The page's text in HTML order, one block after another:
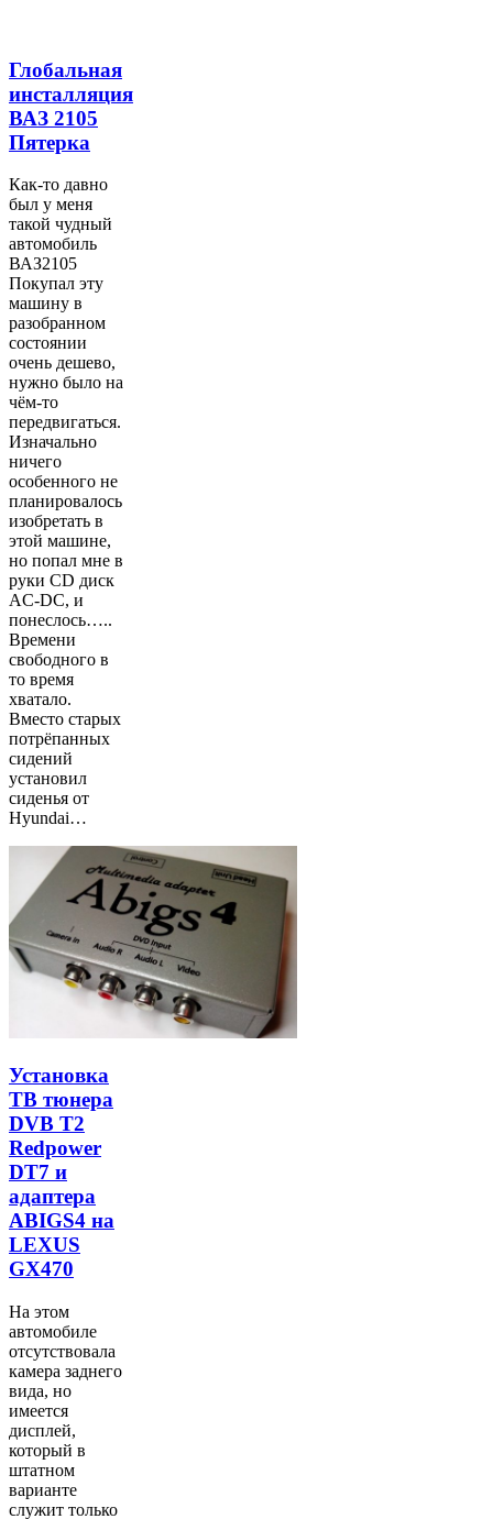
Глобальная
инсталляция
ВАЗ 2105
Пятерка
Как-то давно
был у меня
такой чудный
автомобиль
ВАЗ2105
Покупал эту
машину в
разобранном
состоянии
очень дешево,
нужно было на
чём-то
передвигаться.
Изначально
ничего
особенного не
планировалось
изобретать в
этой машине,
но попал мне в
руки CD диск
AC-DC, и
понеслось…..
Времени
свободного в
то время
хватало.
Вместо старых
потрёпанных
сидений
установил
сиденья от
Hyundai…
Установка
ТВ тюнера
DVB T2
Redpower
DT7 и
адаптера
ABIGS4 на
LEXUS
GX470
На этом
автомобиле
отсутствовала
камера заднего
вида, но
имеется
дисплей,
который в
штатном
варианте
служит только